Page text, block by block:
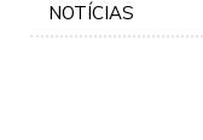
NOTÍCIAS